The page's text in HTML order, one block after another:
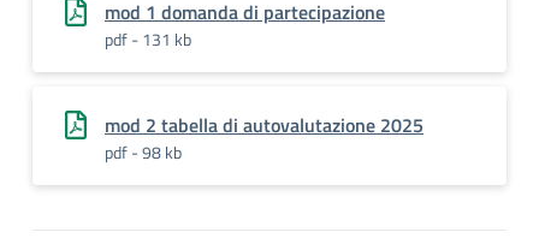
mod 1 domanda di partecipazione
pdf - 131 kb
mod 2 tabella di autovalutazione 2025
pdf - 98 kb